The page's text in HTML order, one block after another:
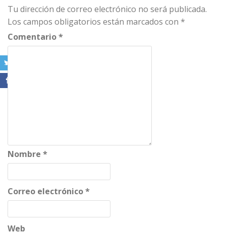
Tu dirección de correo electrónico no será publicada.
Los campos obligatorios están marcados con *
Comentario*
Nombre *
Correo electrónico*
Web